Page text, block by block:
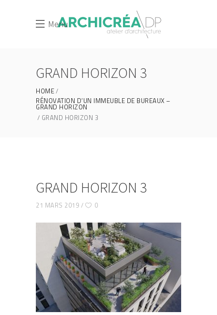
Menu
GRAND HORIZON 3
HOME
RÉNOVATION D’UN IMMEUBLE DE BUREAUX –
GRAND HORIZON
GRAND HORIZON 3
GRAND HORIZON 3
21 MARS 2019 0